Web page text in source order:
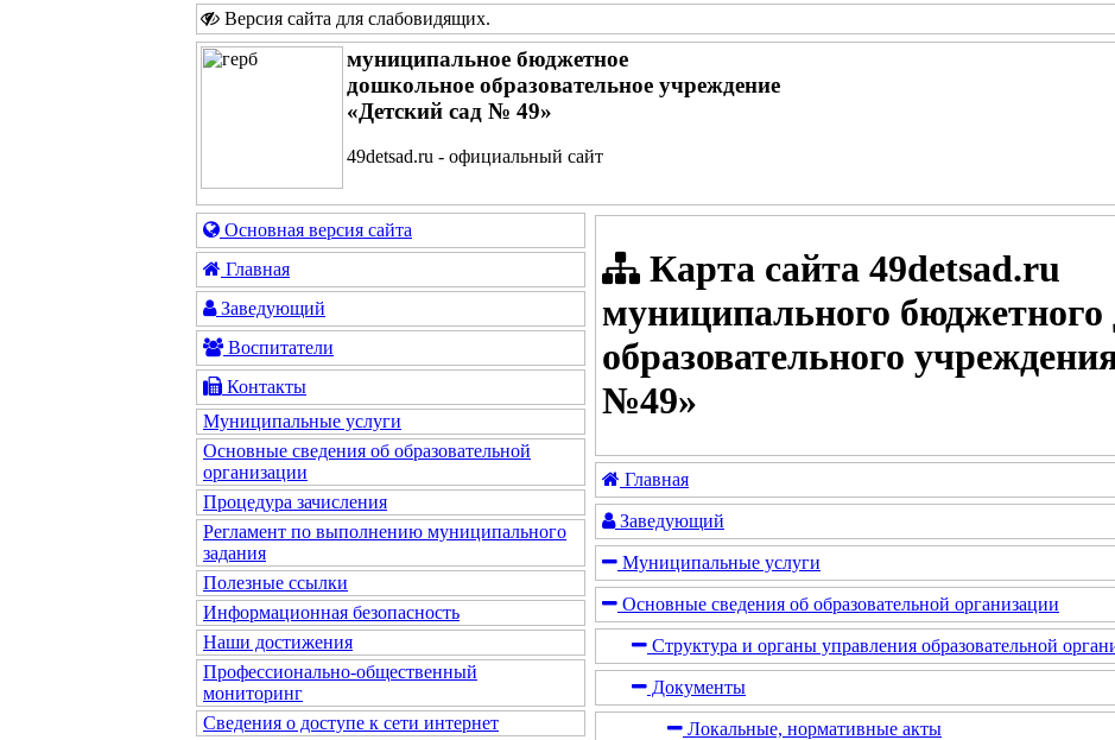
Версия сайта для слабовидящих.
муниципальное бюджетное
дошкольное образовательное учреждение
«Детский сад № 49»
49detsad.ru - официальный сайт
Основная версия сайта
Главная
Заведующий
Воспитатели
Контакты
Муниципальные услуги
Основные сведения об образовательной
организации
Процедура зачисления
Регламент по выполнению муниципального
задания
Полезные ссылки
Информационная безопасность
Наши достижения
Профессионально-общественный
мониторинг
Сведения о доступе к сети интернет
Карта сайта 49detsad.ru
муниципального
образовательного
№49»
Главная
Заведующий
Муниципальные услуги
Основные сведения об образовательной организации
Структура и органы управления образовательной
Документы
Локальные, нормативные акты